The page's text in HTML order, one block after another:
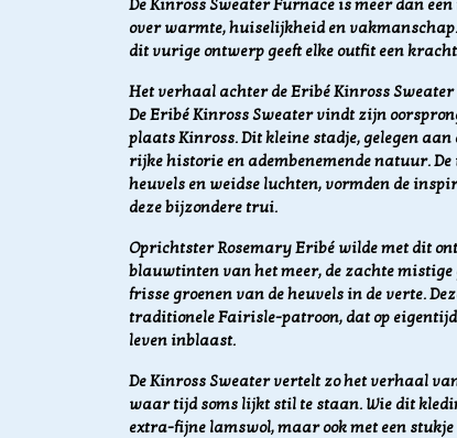
De Kinross Sweater Furnace is meer dan
over warmte, huiselijkheid en
dit vurige ontwerp geeft elke outfit een
Het verhaal achter de Eribé Kinross Sweater
De Eribé Kinross Sweater vindt zijn
plaats Kinross. Dit kleine stadje, gelegen
rijke historie en adembenemende natuur.
heuvels en weidse luchten, vormden de
deze bijzondere trui.
Oprichtster Rosemary Eribé wilde met dit
blauwtinten van het meer, de zachte
frisse groenen van de heuvels in de verte.
traditionele Fairisle-patroon, dat op
leven inblaast.
De Kinross Sweater vertelt zo het verhaal
waar tijd soms lijkt stil te staan. Wie dit
extra-fijne lamswol, maar ook met een